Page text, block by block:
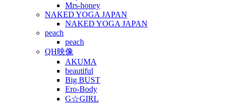
Mrs-honey
NAKED YOGA JAPAN
NAKED YOGA JAPAN
peach
peach
QH映像
AKUMA
beautiful
Big BUST
Ero-Body
G☆GIRL